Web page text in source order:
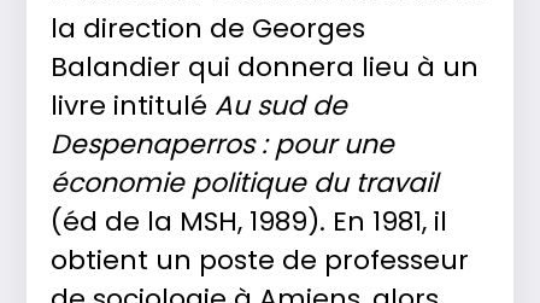
la direction de Georges
Balandier qui donnera lieu à un
livre intitulé Au sud de
Despenaperros : pour une
économie politique du travail
(éd de la MSH, 1989). En 1981, il
obtient un poste de professeur